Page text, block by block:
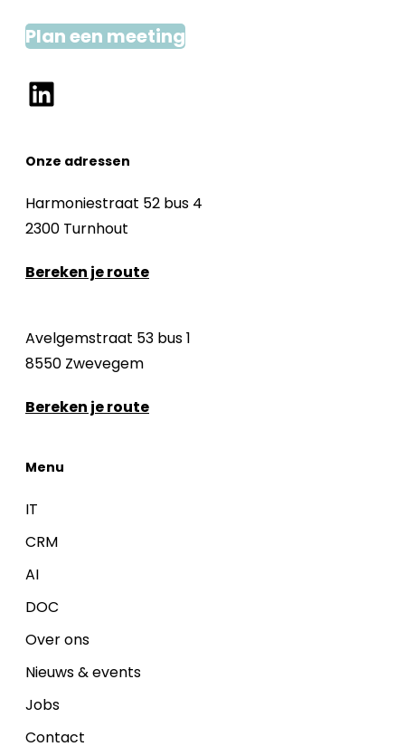
Plan een meeting
Onze adressen
Harmoniestraat 52 bus 4
2300 Turnhout
Bereken je route
Avelgemstraat 53 bus 1
8550 Zwevegem
Bereken je route
Menu
IT
CRM
AI
DOC
Over ons
Nieuws & events
Jobs
Contact